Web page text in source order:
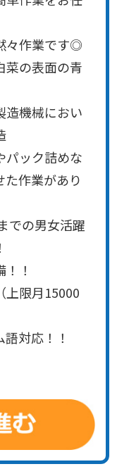
々作業です◎
菜の表面の青
造機械におい
パック詰めな
た作業があり
での男女活躍
！
上限月15000
対応！！